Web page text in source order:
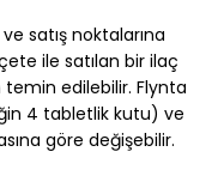
satış noktalarına
ile satılan bir ilaç
edilebilir. Flynta
4 tabletlik kutu) ve
göre değişebilir.